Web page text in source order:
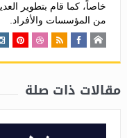
خاصاً، كما قام بتطوير
من المؤسسات والأفراد.
مقالات ذات صلة